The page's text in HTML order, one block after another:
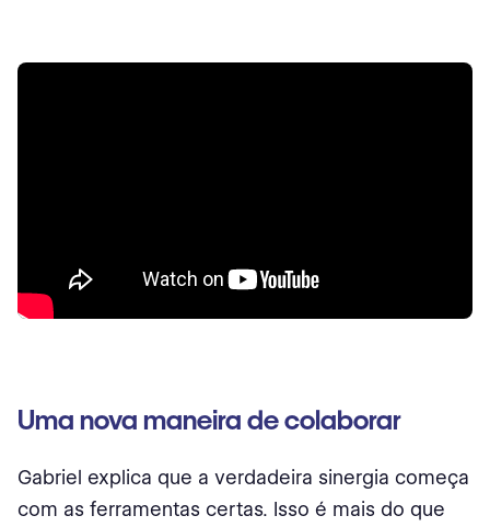
Uma nova maneira de colaborar
Gabriel explica que a verdadeira sinergia começa
com as ferramentas certas. Isso é mais do que